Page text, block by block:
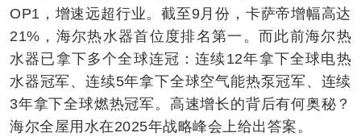
OP1，增速远超行业。截至9月份，卡萨帝增幅高达
21%，海尔热水器首位度排名第一。而此前海尔热
水器已拿下多个全球连冠：连续12年拿下全球电热
水器冠军、连续5年拿下全球空气能热泵冠军、连续
3年拿下全球燃热冠军。高速增长的背后有何奥秘？
海尔全屋用水在2025年战略峰会上给出答案。